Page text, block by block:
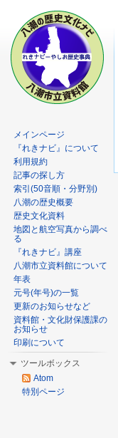
メインページ
『れきナビ』について
利用規約
記事の探し方
索引(50音順・分野別)
八潮の歴史概要
歴史文化資料
地図と航空写真から調べ
る
『れきナビ』講座
八潮市立資料館について
年表
元号(年号)の一覧
更新のお知らせなど
資料館・文化財保護課の
お知らせ
印刷について
ツールボックス
Atom
特別ページ